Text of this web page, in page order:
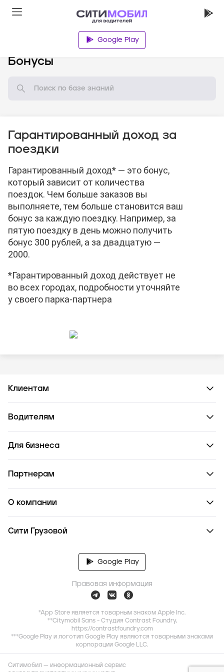
Google Play
Бонусы
Гарантированный доход за
поездки
Гарантированный доход* — это бонус,
который зависит от количества
поездок. Чем больше заказов вы
выполняете, тем больше становится ваш
бонус за каждую поездку. Например, за
пятую поездку в день можно получить
бонус 300 рублей, а за двадцатую —
2000.
*Гарантированный доход действует не
во всех городах, подробности уточняйте
у своего парка-партнера
Клиентам
Водителям
Для бизнеса
Партнерам
О компании
Сити Грузовой
Google Play
Правовая информация
*App Store является товарным знаком Apple Inc.
**Citymobil Sans - Студия Contrast Foundry,
https://contrastfoundry.com
***Google Play и логотип Google Play являются товарными знаками
корпорации Google LLC.
Ситимобил — информационный сервис